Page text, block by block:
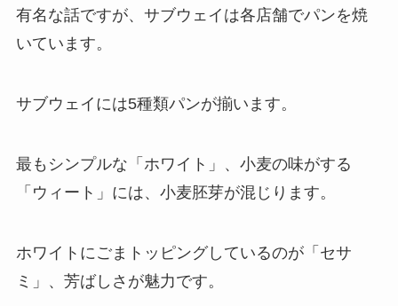
有名な話ですが、サブウェイは各店舗でパンを焼
いています。
サブウェイには5種類パンが揃います。
最もシンプルな「ホワイト」、小麦の味がする
「ウィート」には、小麦胚芽が混じります。
ホワイトにごまトッピングしているのが「セサ
ミ」、芳ばしさが魅力です。